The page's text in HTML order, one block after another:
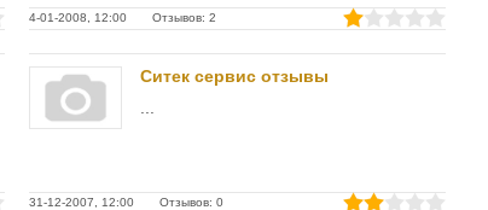
4-01-2008, 12:00 Отзывов: 2
Ситек сервис отзывы
31-12-2007, 12:00 Отзывов: 0